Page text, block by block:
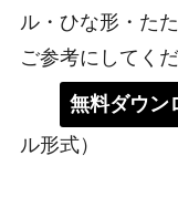
ル・ひな形・た
ご参考にしてくだ
無料ダウン
ル形式）